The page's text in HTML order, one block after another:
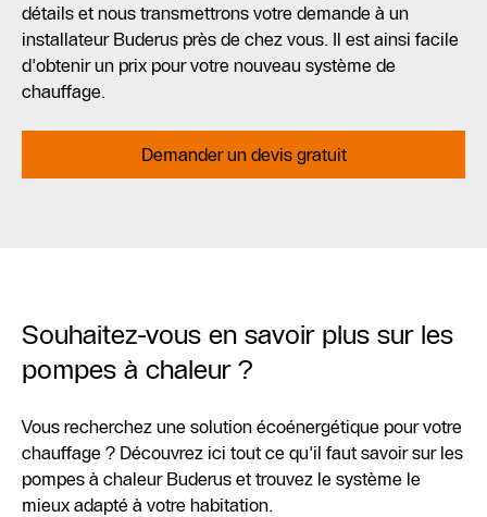
détails et nous transmettrons votre demande à un
installateur Buderus près de chez vous. Il est ainsi facile
d'obtenir un prix pour votre nouveau système de
chauffage.
Demander un devis gratuit
Souhaitez-vous en savoir plus sur les
pompes à chaleur ?
Vous recherchez une solution écoénergétique pour votre
chauffage ? Découvrez ici tout ce qu'il faut savoir sur les
pompes à chaleur Buderus et trouvez le système le
mieux adapté à votre habitation.